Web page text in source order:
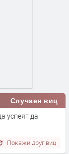
Случаен виц
успеят да
Покажи друг виц